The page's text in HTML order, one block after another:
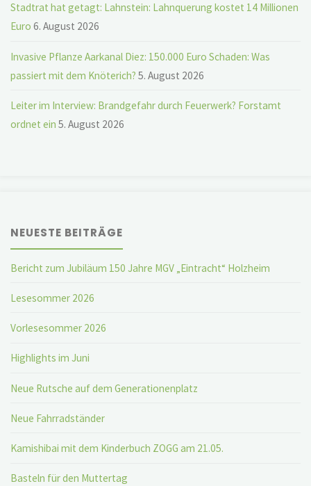
Stadtrat hat getagt: Lahnstein: Lahnquerung kostet 14 Millionen
Euro 6. August 2026
Invasive Pflanze Aarkanal Diez: 150.000 Euro Schaden: Was
passiert mit dem Knöterich? 5. August 2026
Leiter im Interview: Brandgefahr durch Feuerwerk? Forstamt
ordnet ein 5. August 2026
NEUESTE BEITRÄGE
Bericht zum Jubiläum 150 Jahre MGV „Eintracht“ Holzheim
Lesesommer 2026
Vorlesesommer 2026
Highlights im Juni
Neue Rutsche auf dem Generationenplatz
Neue Fahrradständer
Kamishibai mit dem Kinderbuch ZOGG am 21.05.
Basteln für den Muttertag